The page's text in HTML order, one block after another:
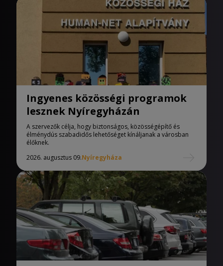
Ingyenes közösségi programok
lesznek Nyíregyházán
A szervezők célja, hogy biztonságos, közösségépítő és
élménydús szabadidős lehetőséget kínáljanak a városban
élőknek.
2026. augusztus 09.Nyíregyháza